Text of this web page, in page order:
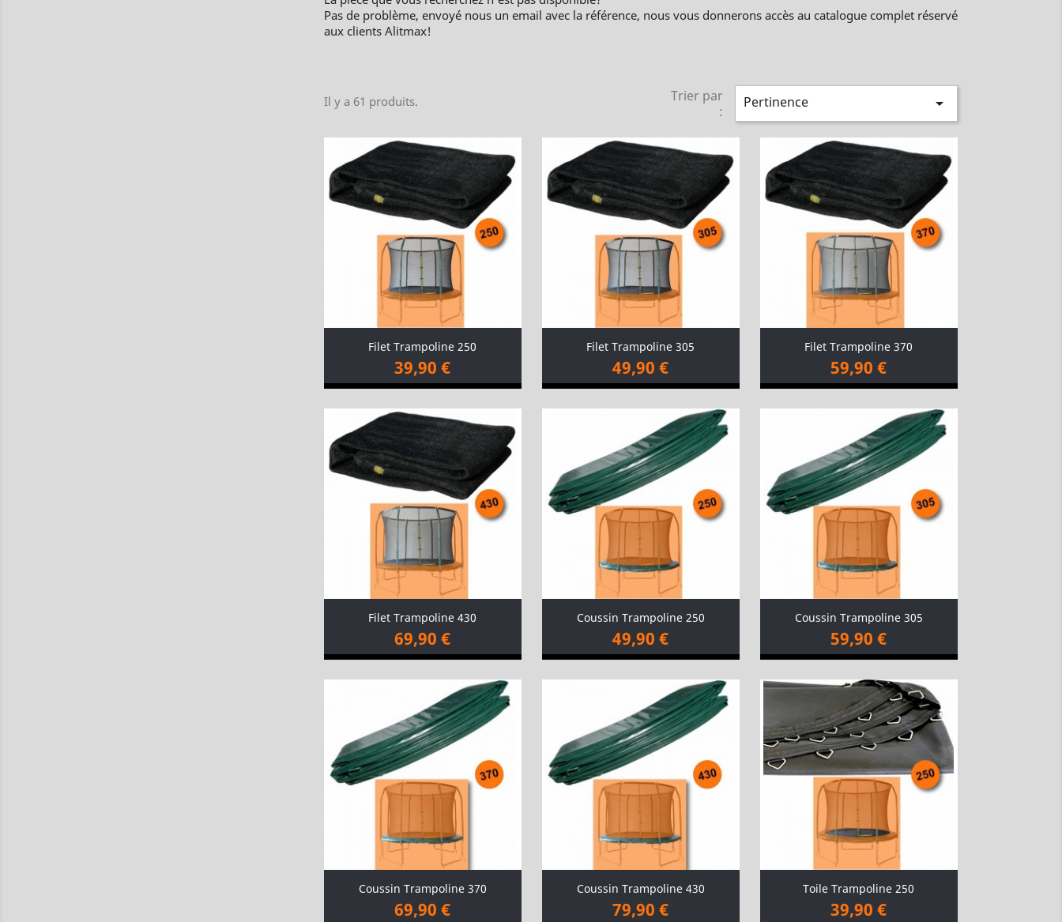
Pas de problème, envoyé nous un email avec la référence, nous vous donnerons accès au catalogue complet réservé
aux clients Alitmax!
Il y a 61 produits.
Trier par
:
Pertinence 
Filet Trampoline 250
39,90 €
Filet Trampoline 305
49,90 €
Filet Trampoline 370
59,90 €
Filet Trampoline 430
69,90 €
Coussin Trampoline 250
49,90 €
Coussin Trampoline 305
59,90 €
Coussin Trampoline 370
69,90 €
Coussin Trampoline 430
79,90 €
Toile Trampoline 250
39,90 €